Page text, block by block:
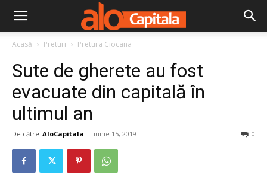
Acasă Preturi Pretura Ciocana
Sute de gherete au fost
evacuate din capitală în
ultimul an
De către AloCapitala - iunie 15, 2019 0